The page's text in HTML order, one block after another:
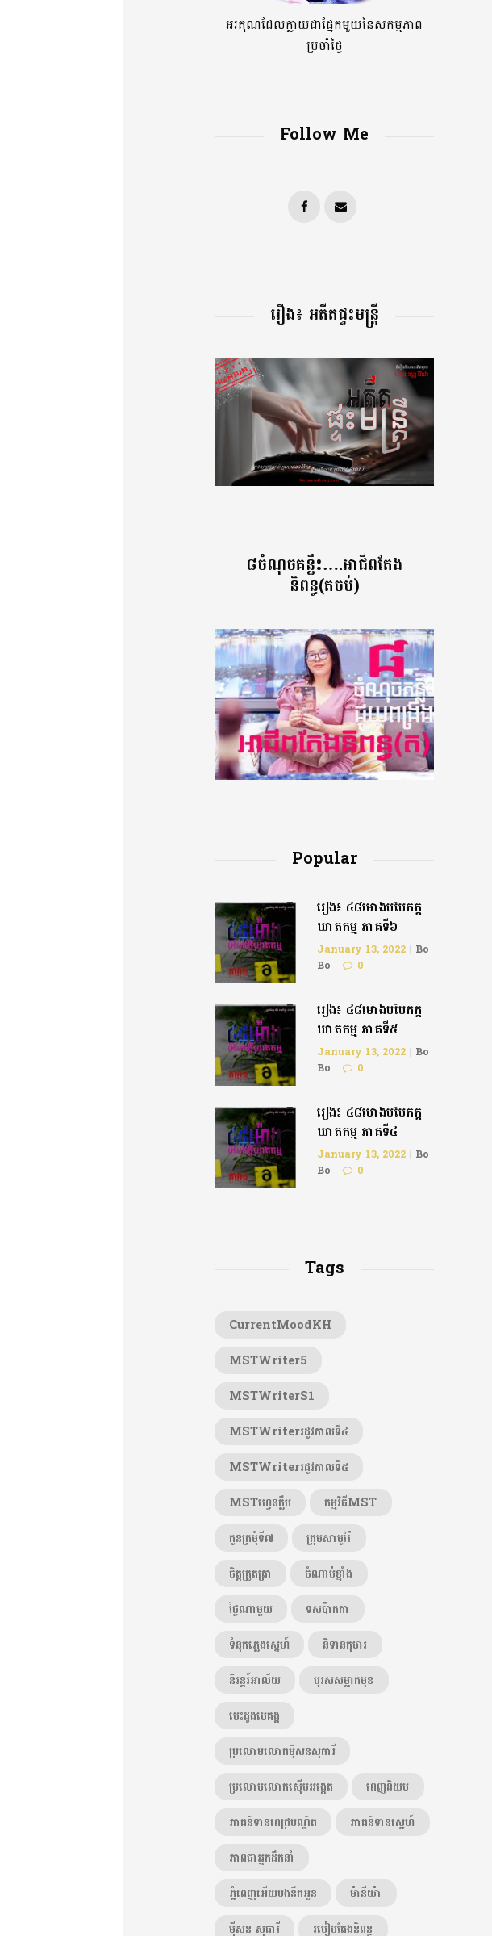
អរគុណដែលក្លាយជាផ្នែកមួយនៃសកម្មភាព
ប្រចាំថ្ងៃ
Follow Me
រឿង៖ អតីតផ្ទះមន្រ្តី
៨ចំណុចគន្លឹះ….អាជីពតែង
និពន្ធ(តចប់)
Popular
រឿង៖ ៤៨ម៉ោងបំបែកក្តី
ឃាតកម្ម ភាគទី៦
January 13, 2022 | Bo
Bo
0
រឿង៖ ៤៨ម៉ោងបំបែកក្ដី
ឃាតកម្ម ភាគទី៥
January 13, 2022 | Bo
Bo
0
រឿង៖ ៤៨ម៉ោងបំបែកក្តី
ឃាតកម្ម ភាគទី៤
January 13, 2022 | Bo
Bo
0
Tags
CurrentMoodKH
MSTWriter5
MSTWriterS1
MSTWriterរដូវកាលទី៤
MSTWriterរដូវកាលទី៥
MSTហ្វេនក្លឹប
កម្មវិធីMST
កូនក្រមុំទី៧
ក្រុមសាមូរ៉ៃ
ចិត្តត្រួតត្រា
ចំណាប់ខ្មាំង
ថ្ងៃណាមួយ
ទសប៉ាកកា
ទំនុកភ្លេងស្នេហ៍
និទានកុមារ
និរន្តរ៍អាល័យ
បុរសសម្លាកមុខ
បេះដូងមេគង្គ
ប្រលោមលោកម៉ីសនសុធារី
ប្រលោមលោកស៊ើបអង្កេត
ពេញនិយម
ភាគនិទានពេជ្របណ្ឌិត
ភាគនិទានស្នេហ៍
ភាពជាអ្នកដឹកនាំ
ភ្នំពេញអើយបងនឹកអូន
ម៉ានីយ៉ា
ម៉ីសន សុធារី
របៀបតែងនិពន្ធ